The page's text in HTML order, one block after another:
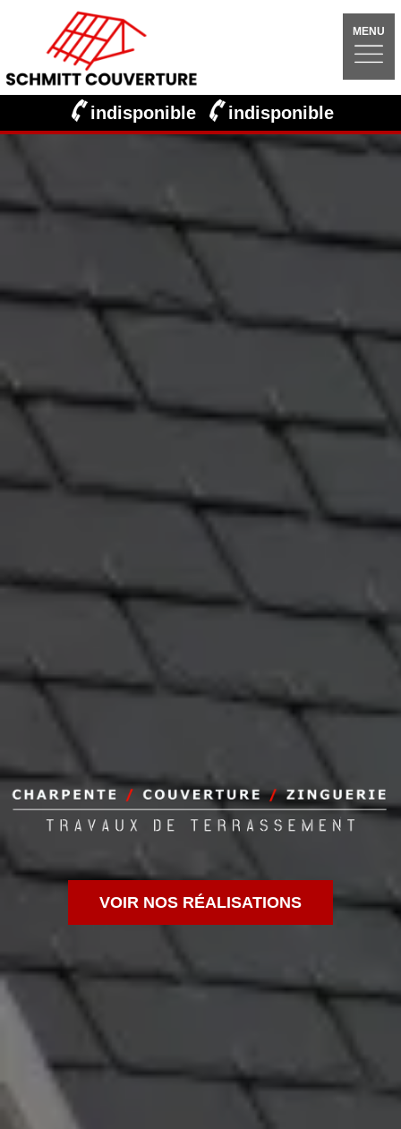
MENU
indisponible indisponible
VOIR NOS RÉALISATIONS